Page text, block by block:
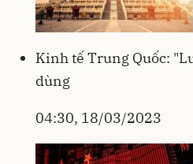
Kinh tế Trung Quốc:
dùng
04:30, 18/03/2023